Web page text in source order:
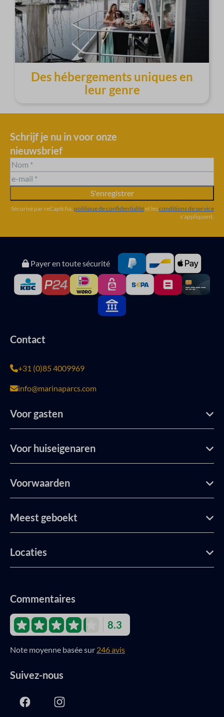
Des hébergements uniques en
leur genre
Schrijf je nu in voor onze
nieuwsbrief
S'enregistrer
Sécurisé par reCaptcha, politique de confidentialitéet lesconditions de service
s'appliquent.
Payer en toute sécurité
Contact
+31 (0)85 4009969
info@marinaparcs.com
Voor gasten
Voor huiseigenaren
Voorwaarden
Meest geboekt
Locaties
Commentaires
8.3
Note moyenne basée sur 246 avis
Suivez-nous